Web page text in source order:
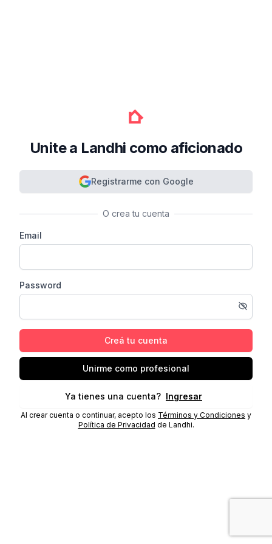
Unite a Landhi como aficionado
Registrarme con Google
O crea tu cuenta
Email
Password
Creá tu cuenta
Unirme como profesional
Ya tienes una cuenta? Ingresar
Al crear cuenta o continuar, acepto los Términos y Condiciones y
Política de Privacidad de Landhi.